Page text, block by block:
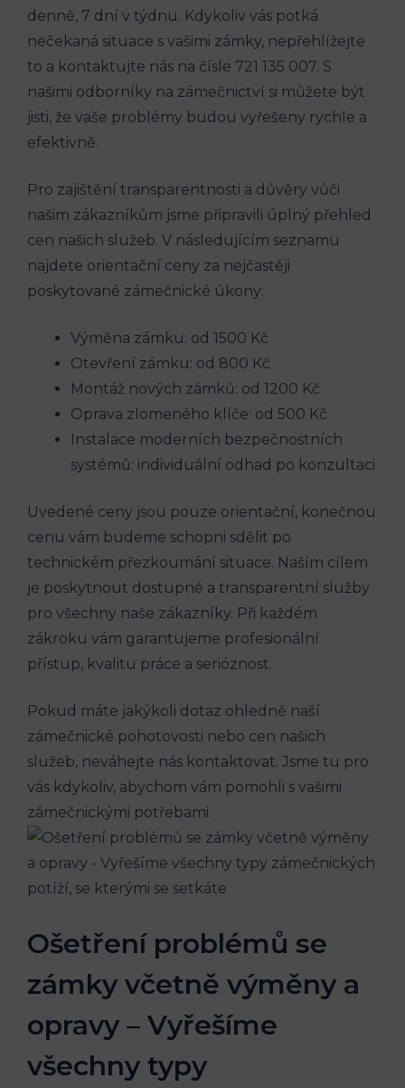
denně, 7 dní v týdnu. Kdykoliv vás potká
nečekaná situace s vašimi zámky, nepřehlížejte
to a kontaktujte nás na čísle 721 135 007. S
našimi odborníky na zámečnictví si můžete být
jisti, že vaše problémy budou vyřešeny rychle a
efektivně.
Pro zajištění transparentnosti a důvěry vůči
našim zákazníkům jsme připravili úplný přehled
cen našich služeb. V následujícím seznamu
najdete orientační ceny za nejčastěji
poskytované zámečnické úkony:
Výměna zámku: od 1500 Kč
Otevření zámku: od 800 Kč
Montáž nových zámků: od 1200 Kč
Oprava zlomeného klíče: od 500 Kč
Instalace moderních bezpečnostních
systémů: individuální odhad po konzultaci
Uvedené ceny jsou pouze orientační, konečnou
cenu vám budeme schopni sdělit po
technickém přezkoumání situace. Naším cílem
je poskytnout dostupné a transparentní služby
pro všechny naše zákazníky. Při každém
zákroku vám garantujeme profesionální
přístup, kvalitu práce a serióznost.
Pokud máte jakýkoli dotaz ohledně naší
zámečnické pohotovosti nebo cen našich
služeb, neváhejte nás kontaktovat. Jsme tu pro
vás kdykoliv, abychom vám pomohli s vašimi
zámečnickými potřebami.
Ošetření problémů se
zámky včetně výměny a
opravy – Vyřešíme
všechny typy